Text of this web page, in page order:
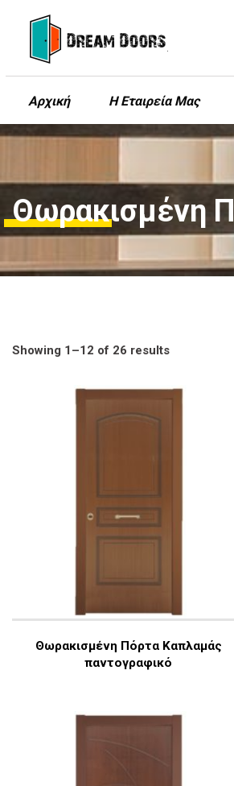
Αρχική Η Εταιρεία Μας
Θωρακισμένη
Showing 1–12 of 26 results
Θωρακισμένη Πόρτα Καπλαμάς
παντογραφικό